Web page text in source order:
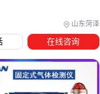
式设计解放了作业人
而失去防护。
中的有效性，也是选
山东菏泽
在线咨询